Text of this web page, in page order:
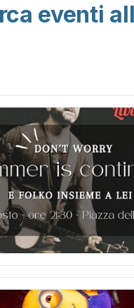
eventi